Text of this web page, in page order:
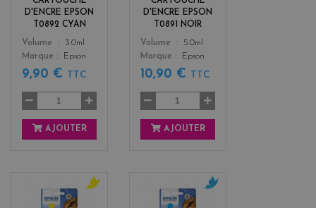
D'ENCRE EPSON
T0892 CYAN
Color
Volume
3.0ml
Marque
Epson
9,90 € TTC
AJOUTER
D'ENCRE EPSON
T0891 NOIR
Color
Volume
5.0ml
Marque
Epson
10,90 € TTC
AJOUTER